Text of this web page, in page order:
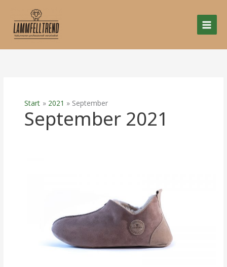
springen
Start 2021 September
September 2021